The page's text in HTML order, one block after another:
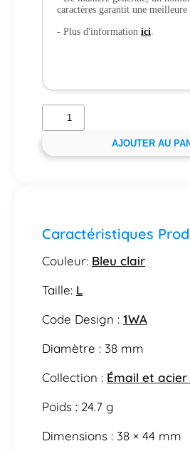
caractères garantit une
- Plus d'information ici.
AJOUTER AU
Caractéristiques
Couleur: Bleu clair
Taille: L
Code Design : 1WA
Diamètre : 38 mm
Collection : Émail et
Poids : 24.7 g
Dimensions : 38 × 44 mm